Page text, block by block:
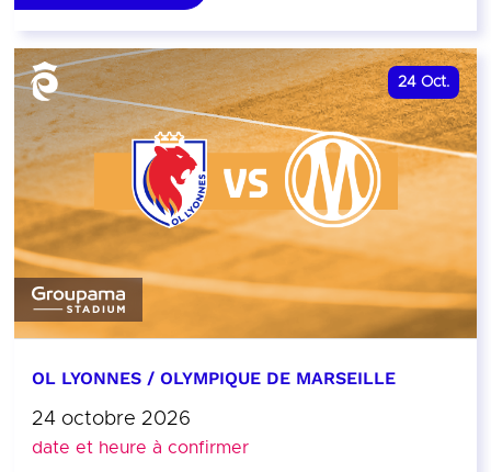
24 Oct.
OL LYONNES / OLYMPIQUE DE MARSEILLE
24 octobre 2026
date et heure à confirmer